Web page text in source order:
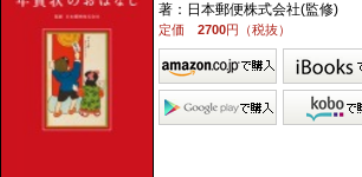
著：日本郵便株式会社(監修)
定価2700円（税抜）